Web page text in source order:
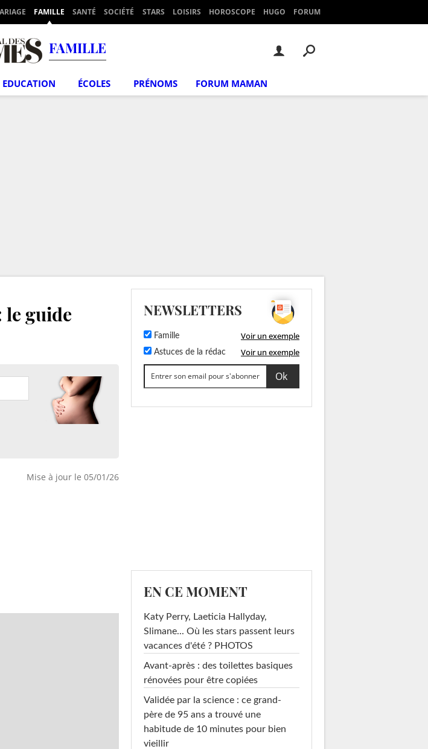
FAMILLE SANTÉ SOCIÉTÉ STARS LOISIRS HOROSCOPE HUGO FORUM
FAMILLE
EDUCATION ÉCOLES PRÉNOMS FORUM MAMAN
le guide
Mise à jour le 05/01/26
NEWSLETTERS
Famille Voir un exemple
Astuces de la rédac Voir un exemple
EN CE MOMENT
Katy Perry, Laeticia Hallyday,
Slimane... Où les stars passent leurs
vacances d'été ? PHOTOS
Avant-après : des toilettes basiques
rénovées pour être copiées
Validée par la science : ce grand-
père de 95 ans a trouvé une
habitude de 10 minutes pour bien
vieillir